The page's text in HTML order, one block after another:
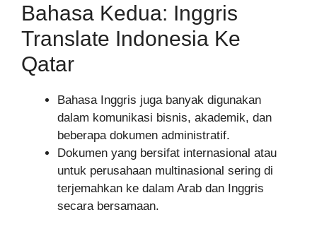
Bahasa Kedua: Inggris
Translate Indonesia Ke
Qatar
Bahasa Inggris juga banyak digunakan
dalam komunikasi bisnis, akademik, dan
beberapa dokumen administratif.
Dokumen yang bersifat internasional atau
untuk perusahaan multinasional sering di
terjemahkan ke dalam Arab dan Inggris
secara bersamaan.